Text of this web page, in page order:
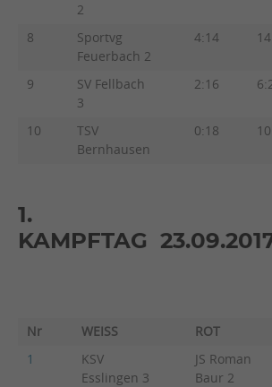
2
8
Sportvg
Feuerbach 2
4:14
9
SV Fellbach
3
2:16
10
TSV
Bernhausen
0:18
1.
KAMPFTAG
Nr WEISS ROT
1
KSV
Esslingen 3
JS Roman
Baur 2